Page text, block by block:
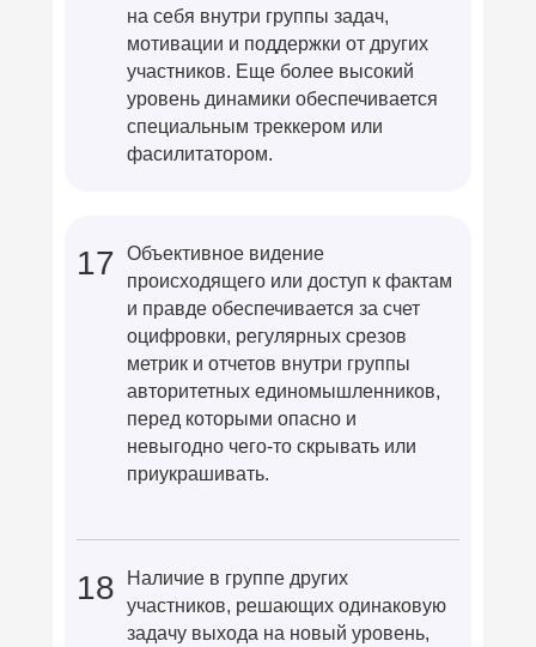
на себя внутри группы задач,
мотивации и поддержки от других
участников. Еще более высокий
уровень динамики обеспечивается
специальным треккером или
фасилитатором.
Объективное видение
происходящего или доступ к фактам
и правде обеспечивается за счет
оцифровки, регулярных срезов
метрик и отчетов внутри группы
авторитетных единомышленников,
перед которыми опасно и
невыгодно чего-то скрывать или
приукрашивать.
17
Наличие в группе других
участников, решающих одинаковую
задачу выхода на новый уровень,
18